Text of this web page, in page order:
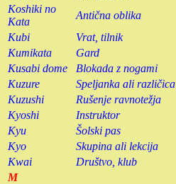
Koshiki no
Kata
Antična oblika
Kubi
Vrat, tilnik
Kumikata
Gard
Kusabi dome
Blokada z nogami
Kuzure
Speljanka ali različica
Kuzushi
Rušenje ravnotežja
Kyoshi
Instruktor
Kyu
Šolski pas
Kyo
Skupina ali lekcija
Kwai
Društvo, klub
M